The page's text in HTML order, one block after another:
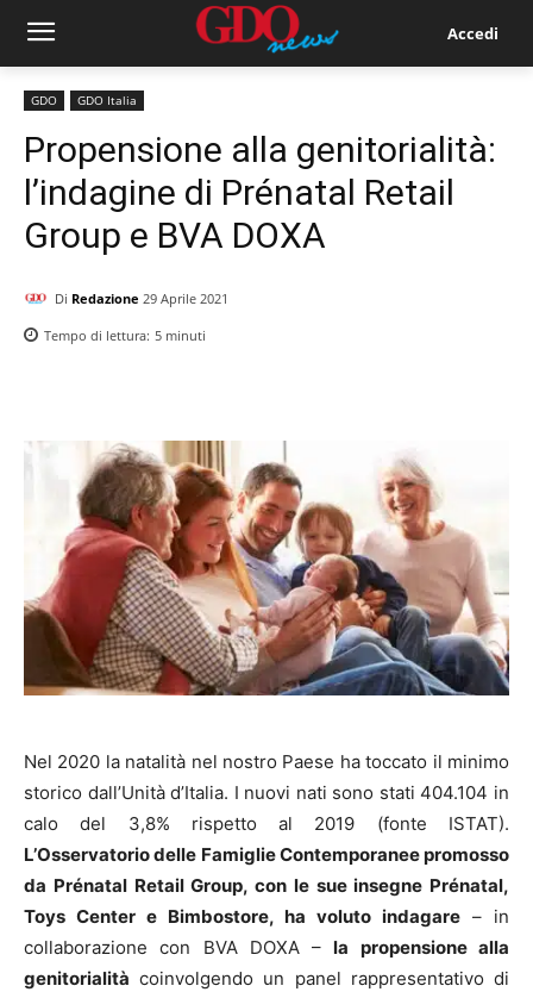
Accedi
GDO GDO Italia
Propensione alla genitorialità:
l’indagine di Prénatal Retail
Group e BVA DOXA
Di Redazione 29 Aprile 2021
Tempo di lettura: 5 minuti
Nel 2020 la natalità nel nostro Paese ha toccato il minimo
storico dall’Unità d’Italia. I nuovi nati sono stati 404.104 in
calo del 3,8% rispetto al 2019 (fonte ISTAT).
L’Osservatorio delle Famiglie Contemporanee promosso
da Prénatal Retail Group, con le sue insegne Prénatal,
Toys Center e Bimbostore, ha voluto indagare – in
collaborazione con BVA DOXA –la propensione alla
genitorialità coinvolgendo un panel rappresentativo di